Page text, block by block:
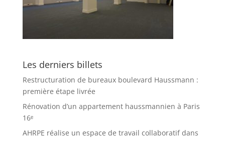
Les derniers billets
Restructuration de bureaux boulevard Haussmann :
première étape livrée
Rénovation d’un appartement haussmannien à Paris
16ᵉ
AHRPE réalise un espace de travail collaboratif dans